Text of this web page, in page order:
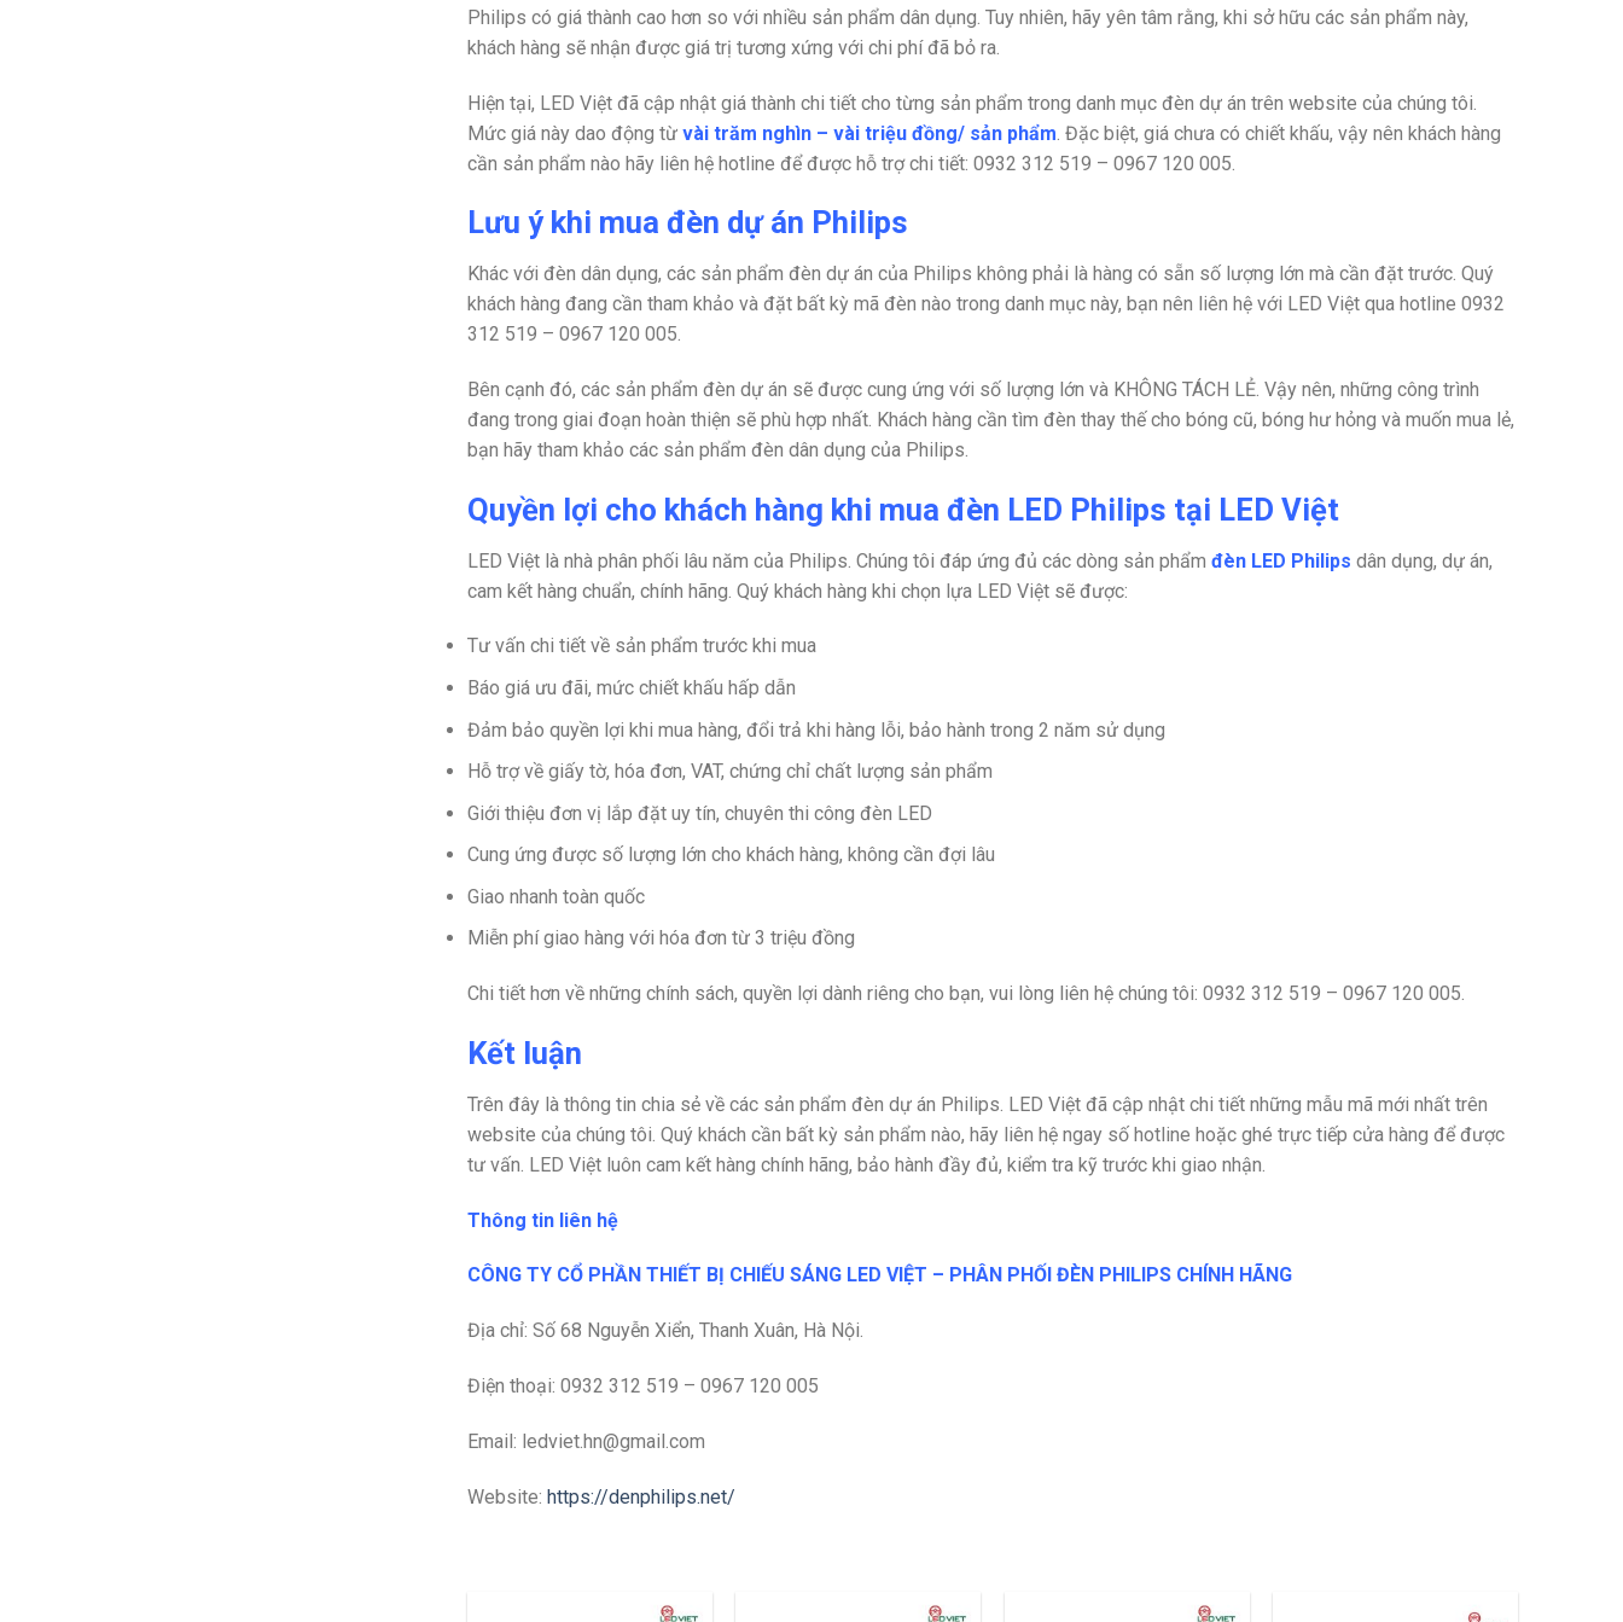
Philips có giá thành cao hơn so với nhiều sản phẩm dân dụng. Tuy nhiên, hãy yên tâm rằng, khi sở hữu các sản phẩm này,
khách hàng sẽ nhận được giá trị tương xứng với chi phí đã bỏ ra.
Hiện tại, LED Việt đã cập nhật giá thành chi tiết cho từng sản phẩm trong danh mục đèn dự án trên website của chúng tôi.
Mức giá này dao động từ vài trăm nghìn – vài triệu đồng/ sản phẩm . Đặc biệt, giá chưa có chiết khấu, vậy nên khách hàng
cần sản phẩm nào hãy liên hệ hotline để được hỗ trợ chi tiết: 0932 312 519 – 0967 120 005.
Lưu ý khi mua đèn dự án Philips
Khác với đèn dân dụng, các sản phẩm đèn dự án của Philips không phải là hàng có sẵn số lượng lớn mà cần đặt trước. Quý
khách hàng đang cần tham khảo và đặt bất kỳ mã đèn nào trong danh mục này, bạn nên liên hệ với LED Việt qua hotline 0932
312 519 – 0967 120 005.
Bên cạnh đó, các sản phẩm đèn dự án sẽ được cung ứng với số lượng lớn và KHÔNG TÁCH LẺ. Vậy nên, những công trình
đang trong giai đoạn hoàn thiện sẽ phù hợp nhất. Khách hàng cần tìm đèn thay thế cho bóng cũ, bóng hư hỏng và muốn mua lẻ,
bạn hãy tham khảo các sản phẩm đèn dân dụng của Philips.
Quyền lợi cho khách hàng khi mua đèn LED Philips tại LED Việt
LED Việt là nhà phân phối lâu năm của Philips. Chúng tôi đáp ứng đủ các dòng sản phẩm đèn LED Philips dân dụng, dự án,
cam kết hàng chuẩn, chính hãng. Quý khách hàng khi chọn lựa LED Việt sẽ được:
Tư vấn chi tiết về sản phẩm trước khi mua
Báo giá ưu đãi, mức chiết khấu hấp dẫn
Đảm bảo quyền lợi khi mua hàng, đổi trả khi hàng lỗi, bảo hành trong 2 năm sử dụng
Hỗ trợ về giấy tờ, hóa đơn, VAT, chứng chỉ chất lượng sản phẩm
Giới thiệu đơn vị lắp đặt uy tín, chuyên thi công đèn LED
Cung ứng được số lượng lớn cho khách hàng, không cần đợi lâu
Giao nhanh toàn quốc
Miễn phí giao hàng với hóa đơn từ 3 triệu đồng
Chi tiết hơn về những chính sách, quyền lợi dành riêng cho bạn, vui lòng liên hệ chúng tôi: 0932 312 519 – 0967 120 005.
Kết luận
Trên đây là thông tin chia sẻ về các sản phẩm đèn dự án Philips. LED Việt đã cập nhật chi tiết những mẫu mã mới nhất trên
website của chúng tôi. Quý khách cần bất kỳ sản phẩm nào, hãy liên hệ ngay số hotline hoặc ghé trực tiếp cửa hàng để được
tư vấn. LED Việt luôn cam kết hàng chính hãng, bảo hành đầy đủ, kiểm tra kỹ trước khi giao nhận.
Thông tin liên hệ
CÔNG TY CỔ PHẦN THIẾT BỊ CHIẾU SÁNG LED VIỆT – PHÂN PHỐI ĐÈN PHILIPS CHÍNH HÃNG
Địa chỉ: Số 68 Nguyễn Xiển, Thanh Xuân, Hà Nội.
Điện thoại: 0932 312 519 – 0967 120 005
Email: ledviet.hn@gmail.com
Website: https://denphilips.net/